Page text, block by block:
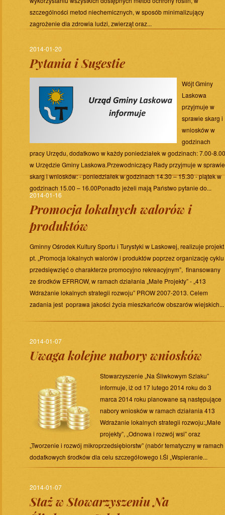
szczególności metod niechemicznych, w sposób minimalizujący
zagrożenie dla zdrowia ludzi, zwierząt oraz...
2014-01-20
Pytania i Sugestie
Wójt Gminy
Laskowa
przyjmuje w
sprawie skarg i
wniosków w
godzinach
pracy Urzędu, dodatkowo w każdy poniedziałek w godzinach: 7.00-8.00
w Urzędzie Gminy Laskowa.Przewodniczący Rady przyjmuje w sprawie
skarg i wniosków: - poniedziałek w godzinach 14.30 – 15.30 - piątek w
godzinach 15.00 – 16.00Ponadto jeżeli mają Państwo pytanie do...
2014-01-16
Promocja lokalnych walorów i
produktów
Gminny Ośrodek Kultury Sportu i Turystyki w Laskowej, realizuje projekt
pt. „Promocja lokalnych walorów i produktów poprzez organizację cyklu
przedsięwzięć o charakterze promocyjno rekreacyjnym”, finansowany
ze środków EFRROW, w ramach działania „Małe Projekty” - „413
Wdrażanie lokalnych strategii rozwoju” PROW 2007-2013. Celem
zadania jest poprawa jakości życia mieszkańców obszarów wiejskich...
2014-01-07
Uwaga kolejne nabory wniosków
Stowarzyszenie „Na Śliwkowym Szlaku”
informuje, iż od 17 lutego 2014 roku do 3
marca 2014 roku planowane są następujące
nabory wniosków w ramach działania 413
Wdrażanie lokalnych strategii rozwoju:„Małe
projekty”, „Odnowa i rozwój wsi” oraz
„Tworzenie i rozwój mikroprzedsiębiorstw” (nabór tematyczny w ramach
dodatkowych środków dla celu szczegółowego I.Śl „Wspieranie...
2014-01-07
Staż w Stowarzyszeniu Na